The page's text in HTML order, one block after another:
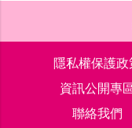
隱私權保護政
資訊公開專
聯絡我們